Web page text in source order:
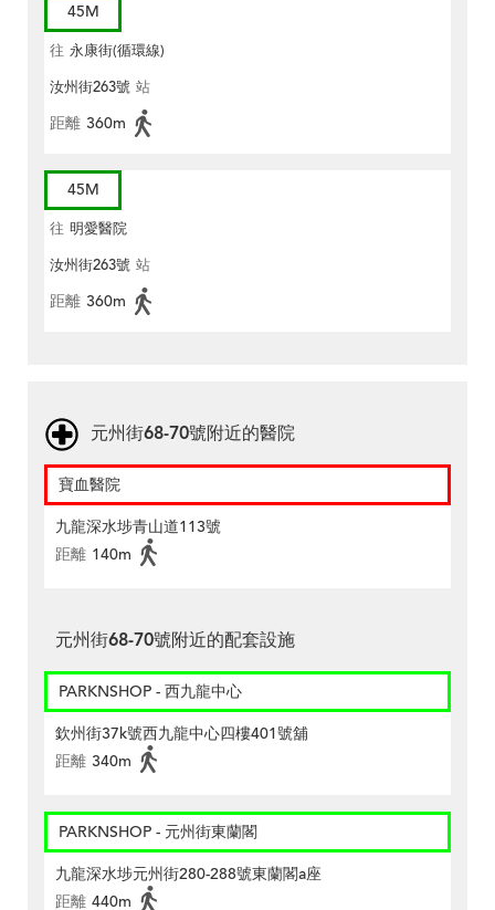
45M
往 永康街(循環線)
汝州街263號 站
距離 360m
45M
往 明愛醫院
汝州街263號 站
距離 360m
元州街68-70號附近的醫院
寶血醫院
九龍深水埗青山道113號
距離 140m
元州街68-70號附近的配套設施
PARKNSHOP - 西九龍中心
欽州街37k號西九龍中心四樓401號舖
距離 340m
PARKNSHOP - 元州街東蘭閣
九龍深水埗元州街280-288號東蘭閣a座
距離 440m